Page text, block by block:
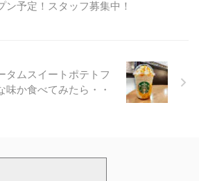
ン予定！スタッフ募集中！
タムスイートポテトフ
味か食べてみたら・・